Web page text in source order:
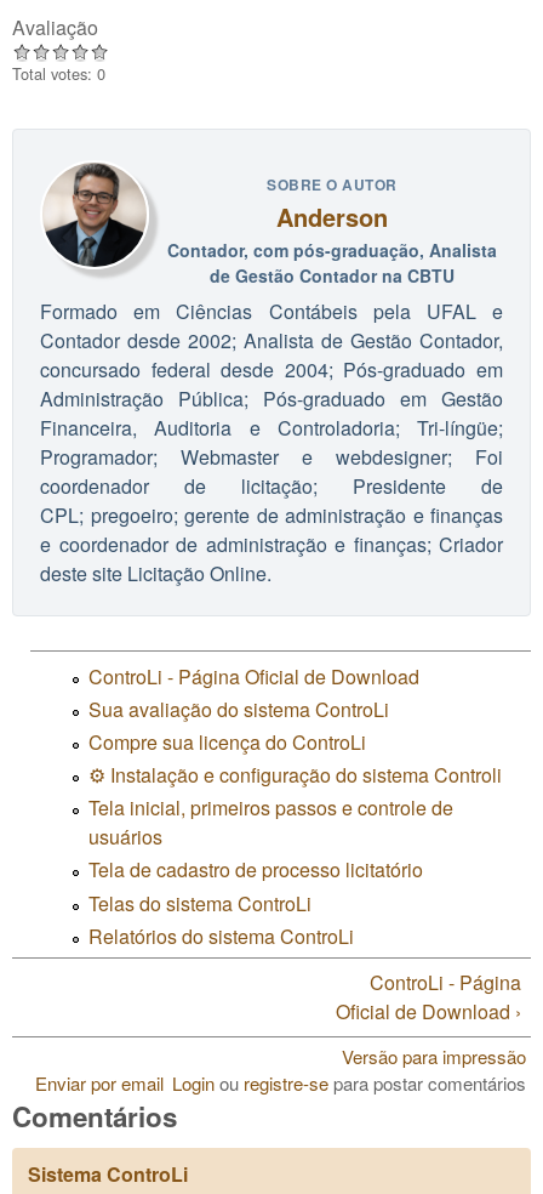
Avaliação
Total votes: 0
SOBRE O AUTOR
Anderson
Contador, com pós-graduação, Analista
de Gestão Contador na CBTU
Formado em Ciências Contábeis pela UFAL e
Contador desde 2002; Analista de Gestão Contador,
concursado federal desde 2004; Pós-graduado em
Administração Pública; Pós-graduado em Gestão
Financeira, Auditoria e Controladoria; Tri-língüe;
Programador; Webmaster e webdesigner; Foi
coordenador de licitação; Presidente de
CPL; pregoeiro; gerente de administração e finanças
e coordenador de administração e finanças; Criador
deste site Licitação Online.
ControLi - Página Oficial de Download
Sua avaliação do sistema ControLi
Compre sua licença do ControLi
⚙️ Instalação e configuração do sistema Controli
Tela inicial, primeiros passos e controle de
usuários
Tela de cadastro de processo licitatório
Telas do sistema ControLi
Relatórios do sistema ControLi
ControLi - Página
Oficial de Download ›
Versão para impressão
Loginou registre-separa postar comentários
Enviar por email
Comentários
Sistema ControLi